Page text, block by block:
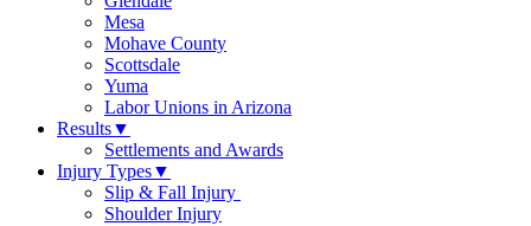
Mesa
Mohave County
Scottsdale
Yuma
Labor Unions in Arizona
Results▼
Settlements and Awards
Injury Types▼
Slip & Fall Injury
Shoulder Injury